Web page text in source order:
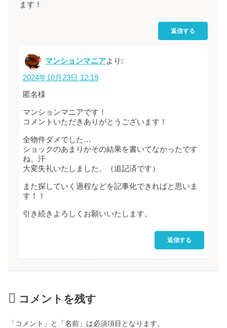
ます！
返信する
マンションマニアより:
2024年10月23日 12:19
匿名様
マンションマニアです！
コメントいただきありがとうございます！
全物件ダメでした…
ショックのあまりかその結果を書いてなかったです
ね。汗
大変失礼いたしました。（追記済です）
また探していく過程などを記事化できればと思いま
す！！
引き続きよろしくお願いいたします。
返信する
コメントを残す
「コメント」と「名前」は必須項目となります。